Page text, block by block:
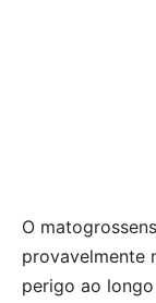
O
provavelmente
perigo ao